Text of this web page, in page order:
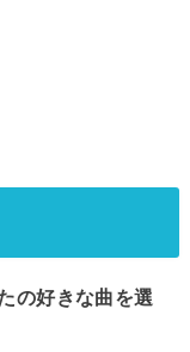
の好きな曲を選